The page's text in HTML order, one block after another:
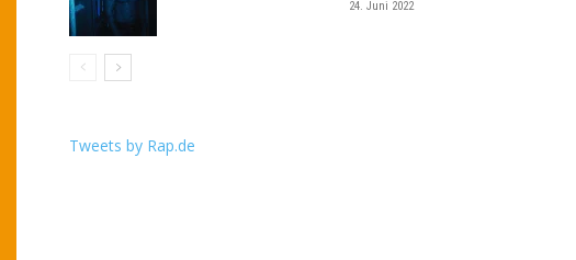
24. Juni 2022
Tweets by Rap.de